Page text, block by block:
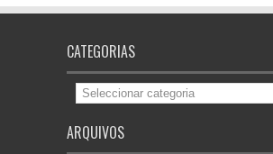
CATEGORIAS
Categorias
ARQUIVOS